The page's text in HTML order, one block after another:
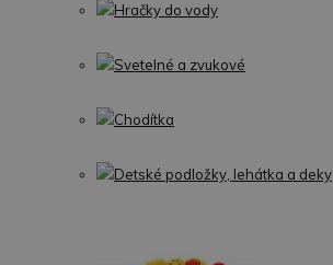
Hračky do vody
Svetelné a zvukové
Chodítka
Detské podložky, lehátka a deky